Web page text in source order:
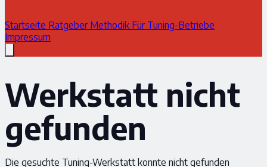
Startseite Ratgeber Methodik Für Tuning-Betriebe
Impressum
Werkstatt nicht
gefunden
Die gesuchte Tuning-Werkstatt konnte nicht gefunden